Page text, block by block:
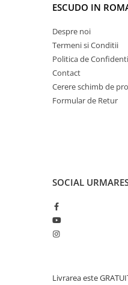
ESCUDO IN
Despre noi
Termeni si Conditii
Politica de
Contact
Cerere schimb de
Formular de Retur
SOCIAL
Livrarea este